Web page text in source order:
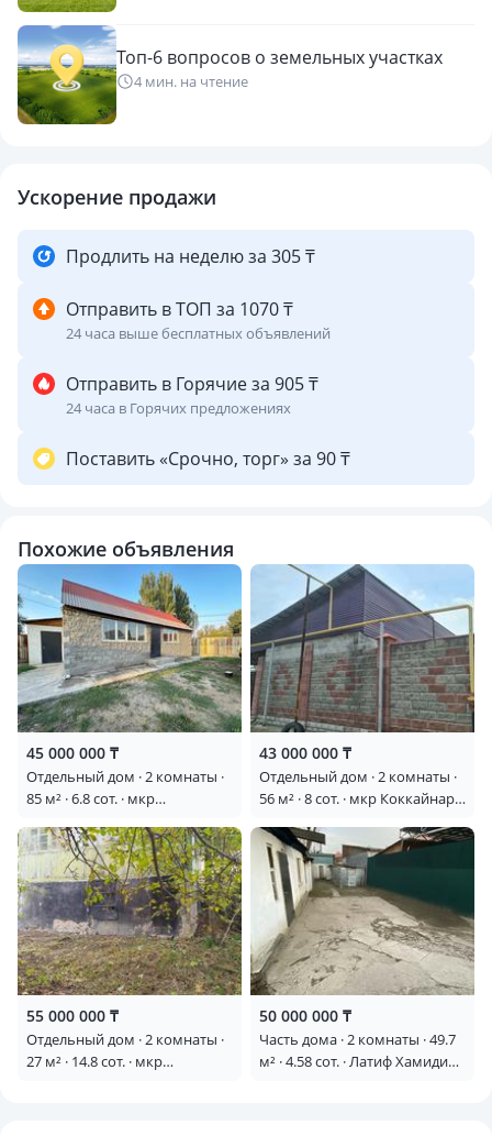
Топ-6 вопросов о земельных участках
4 мин. на чтение
Ускорение продажи
Продлить на неделю за 305 ₸
Отправить в ТОП за 1070 ₸
24 часа выше бесплатных объявлений
Отправить в Горячие за 905 ₸
24 часа в Горячих предложениях
Поставить «Срочно, торг» за 90 ₸
Похожие объявления
45 000 000 ₸
Отдельный дом · 2 комнаты ·
85 м² · 6.8 сот. · мкр
43 000 000 ₸
Отдельный дом · 2 комнаты ·
56 м² · 8 сот. · мкр Коккайнар,
55 000 000 ₸
Отдельный дом · 2 комнаты ·
27 м² · 14.8 сот. · мкр
50 000 000 ₸
Часть дома · 2 комнаты · 49.7
м² · 4.58 сот. · Латиф Хамиди